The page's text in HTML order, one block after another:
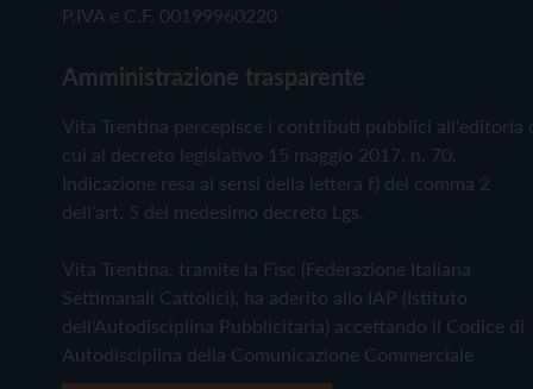
P.IVA e C.F. 00199960220
Amministrazione trasparente
Vita Trentina percepisce i contributi pubblici all'editoria
cui al decreto legislativo 15 maggio 2017, n. 70.
Indicazione resa ai sensi della lettera f) del comma 2
dell'art. 5 del medesimo decreto Lgs.
Vita Trentina, tramite la Fisc (Federazione Italiana
Settimanali Cattolici), ha aderito allo IAP (Istituto
dell'Autodisciplina Pubblicitaria) accettando il Codice di
Autodisciplina della Comunicazione Commerciale